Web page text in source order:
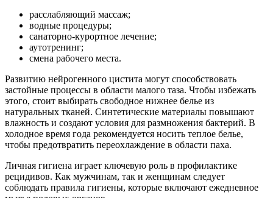
расслабляющий массаж;
водные процедуры;
санаторно-курортное лечение;
аутотренинг;
смена рабочего места.
Развитию нейрогенного цистита могут способствовать
застойные процессы в области малого таза. Чтобы избежать
этого, стоит выбирать свободное нижнее белье из
натуральных тканей. Синтетические материалы повышают
влажность и создают условия для размножения бактерий. В
холодное время года рекомендуется носить теплое белье,
чтобы предотвратить переохлаждение в области паха.
Личная гигиена играет ключевую роль в профилактике
рецидивов. Как мужчинам, так и женщинам следует
соблюдать правила гигиены, которые включают ежедневное